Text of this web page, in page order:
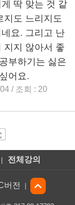
전체강의
버전